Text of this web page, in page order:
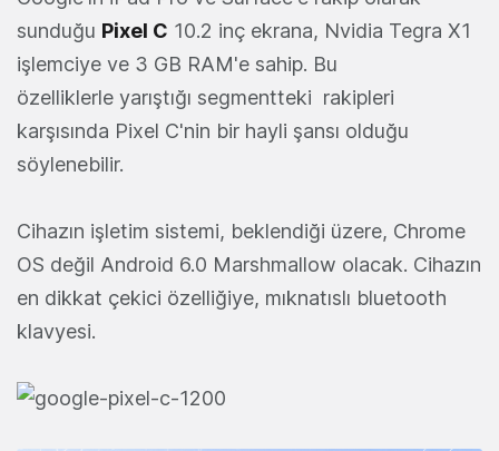
sunduğu Pixel C 10.2 inç ekrana, Nvidia Tegra X1
işlemciye ve 3 GB RAM'e sahip. Bu
özelliklerle yarıştığı segmentteki rakipleri
karşısında Pixel C'nin bir hayli şansı olduğu
söylenebilir.
Cihazın işletim sistemi, beklendiği üzere, Chrome
OS değil Android 6.0 Marshmallow olacak. Cihazın
en dikkat çekici özelliğiye, mıknatıslı bluetooth
klavyesi.